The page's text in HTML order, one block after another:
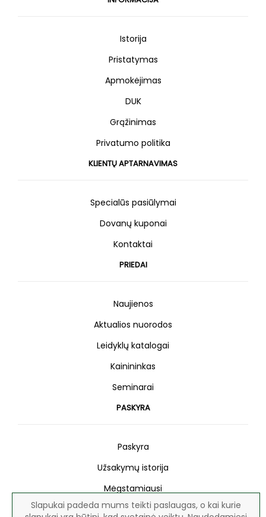
Slapukai padeda mums teikti paslaugas, o kai kurie
Istorija
Pristatymas
Apmokėjimas
DUK
Grąžinimas
Privatumo politika
KLIENTŲ APTARNAVIMAS
Specialūs pasiūlymai
Dovanų kuponai
Kontaktai
PRIEDAI
Naujienos
Aktualios nuorodos
Leidyklų katalogai
Kainininkas
Seminarai
PASKYRA
Paskyra
Užsakymų istorija
Mėgstamiausi
Naujienlaiškis